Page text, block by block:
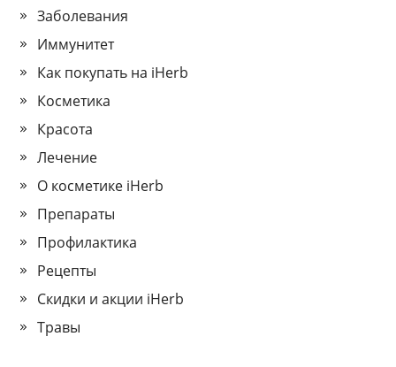
Заболевания
Иммунитет
Как покупать на iHerb
Косметика
Красота
Лечение
О косметике iHerb
Препараты
Профилактика
Рецепты
Скидки и акции iHerb
Травы